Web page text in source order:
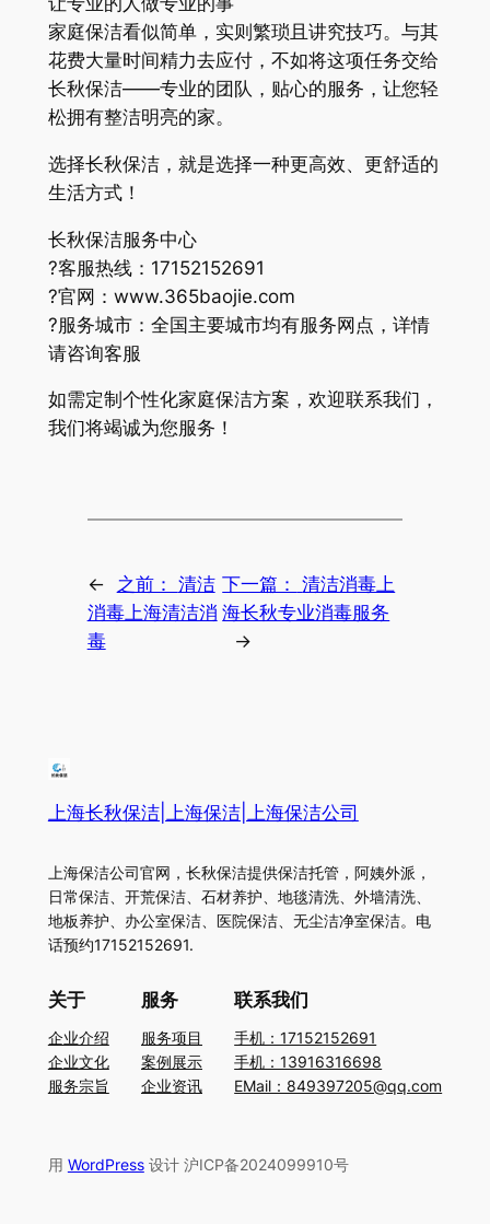
家庭保洁看似简单，实则繁琐且讲究技巧。与其
花费大量时间精力去应付，不如将这项任务交给
长秋保洁——专业的团队，贴心的服务，让您轻
松拥有整洁明亮的家。
选择长秋保洁，就是选择一种更高效、更舒适的
生活方式！
长秋保洁服务中心
?客服热线：17152152691
?官网：www.365baojie.com
?服务城市：全国主要城市均有服务网点，详情
请咨询客服
如需定制个性化家庭保洁方案，欢迎联系我们，
我们将竭诚为您服务！
← 之前： 清洁
消毒上海清洁消
毒
下一篇：
清洁消毒上
海长秋专业消毒服务
→
上海长秋保洁|上海保洁|上海保洁公司
上海保洁公司官网，长秋保洁提供保洁托管，阿姨外派，
日常保洁、开荒保洁、石材养护、地毯清洗、外墙清洗、
地板养护、办公室保洁、医院保洁、无尘洁净室保洁。电
话预约17152152691.
关于
企业介绍
企业文化
服务宗旨
服务
服务项目
案例展示
企业资讯
联系我们
手机：17152152691
手机：13916316698
EMail：849397205@qq.com
用 WordPress设计 沪ICP备2024099910号